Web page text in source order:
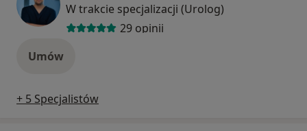
W trakcie specjalizacji (Urolog)
29 opinii
Umów
+ 5 Specjalistów